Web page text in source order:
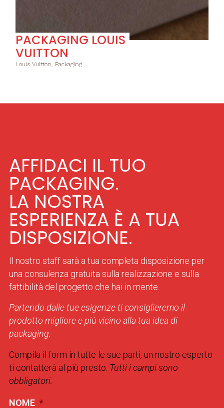
PACKAGING LOUIS
VUITTON
Louis Vuitton, Packaging
AFFIDACI IL TUO
PACKAGING.
LA NOSTRA
ESPERIENZA È A TUA
DISPOSIZIONE.
Il nostro staff sarà a tua completa disposizione per
una consulenza gratuita sulla realizzazione e sulla
fattibilità del progetto che hai in mente.
Partendo dalle tue esigenze ti consiglieremo il
prodotto migliore e più vicino alla tua idea di
packaging.
Compila il form in tutte le sue parti, un nostro esperto
ti contatterà al più presto. Tutti i campi sono
obbligatori.
NOME *